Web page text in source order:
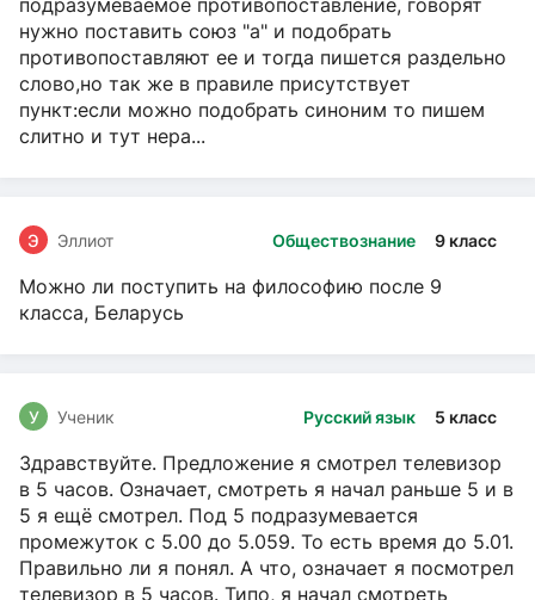
подразумеваемое противопоставление, говорят
нужно поставить союз "а" и подобрать
противопоставляют ее и тогда пишется раздельно
слово,но так же в правиле присутствует
пункт:если можно подобрать синоним то пишем
слитно и тут нера...
Обществознание 9 класс
Э Эллиот
Можно ли поступить на философию после 9
класса, Беларусь
Русский язык 5 класс
У Ученик
Здравствуйте. Предложение я смотрел телевизор
в 5 часов. Означает, смотреть я начал раньше 5 и в
5 я ещё смотрел. Под 5 подразумевается
промежуток с 5.00 до 5.059. То есть время до 5.01.
Правильно ли я понял. А что, означает я посмотрел
телевизор в 5 часов. Типо, я начал смотреть